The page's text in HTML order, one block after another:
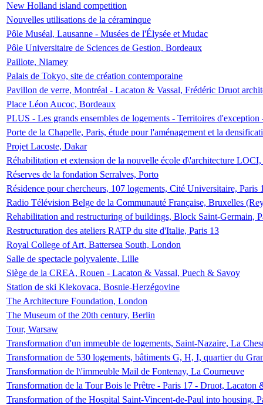
New Holland island competition
Nouvelles utilisations de la céraminque
Pôle Muséal, Lausanne - Musées de l'Élysée et Mudac
Pôle Universitaire de Sciences de Gestion, Bordeaux
Paillote, Niamey
Palais de Tokyo, site de création contemporaine
Pavillon de verre, Montréal - Lacaton & Vassal, Frédéric Druot
Place Léon Aucoc, Bordeaux
PLUS - Les grands ensembles de logements - Territoires
Porte de la Chapelle, Paris, étude pour l'aménagement et la
Projet Lacoste, Dakar
Réhabilitation et extension de la nouvelle école d\'architecture
Réserves de la fondation Serralves, Porto
Résidence pour chercheurs, 107 logements, Cité Universitaire, Paris
Radio Télévision Belge de la Communauté Française, Bruxelles
Rehabilitation and restructuring of buildings, Block Saint-Germain,
Restructuration des ateliers RATP du site d'Italie, Paris 13
Royal College of Art, Battersea South, London
Salle de spectacle polyvalente, Lille
Siège de la CREA, Rouen - Lacaton & Vassal, Puech & Savoy
Station de ski Klekovaca, Bosnie-Herzégovine
The Architecture Foundation, London
The Museum of the 20th century, Berlin
Tour, Warsaw
Transformation d'un immeuble de logements, Saint-Nazaire, La
Transformation de 530 logements, bâtiments G, H, I, quartier du
Transformation de l\'immeuble Mail de Fontenay, La Courneuve
Transformation de la Tour Bois le Prêtre - Paris 17 - Druot, Lacaton
Transformation of the Hospital Saint-Vincent-de-Paul into housing,